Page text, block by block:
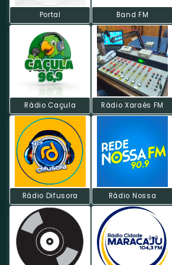
Portal Band FM
Rádio Caçula Rádio Xaraés FM
Rádio Difusora Rádio Nossa